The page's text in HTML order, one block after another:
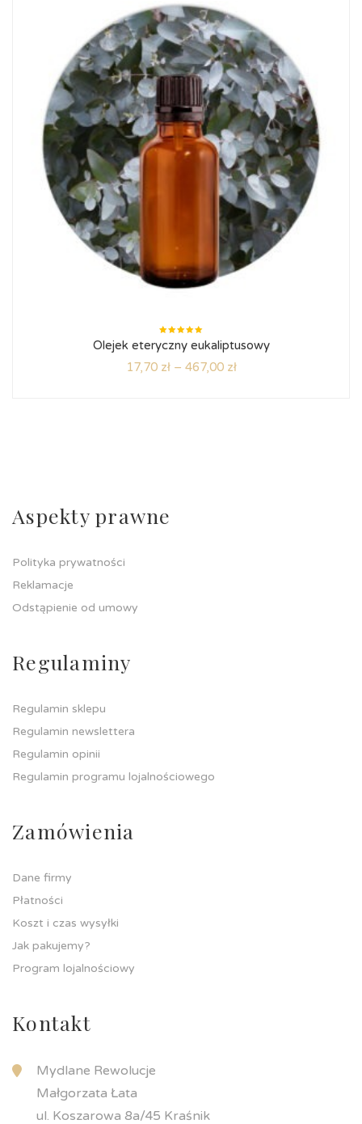
5.00na
5
Olejek eteryczny eukaliptusowy
17,70 zł – 467,00 zł
Aspekty prawne
Polityka prywatności
Reklamacje
Odstąpienie od umowy
Regulaminy
Regulamin sklepu
Regulamin newslettera
Regulamin opinii
Regulamin programu lojalnościowego
Zamówienia
Dane firmy
Płatności
Koszt i czas wysyłki
Jak pakujemy?
Program lojalnościowy
Kontakt
Mydlane Rewolucje
Małgorzata Łata
ul. Koszarowa 8a/45 Kraśnik